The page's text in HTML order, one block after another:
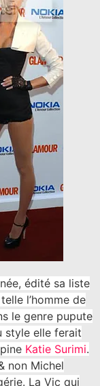
édité sa liste
l’homme de
le genre pupute
style elle ferait
Katie Surimi.
non Michel
La Vic qui